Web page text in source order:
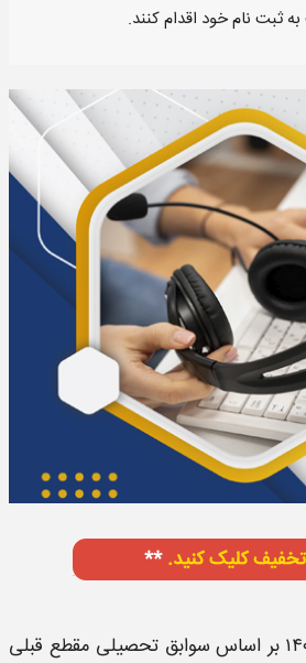
ثبت نام خود اقدام کنند.
بر اساس سوابق تحصیلی مقطع قبلی